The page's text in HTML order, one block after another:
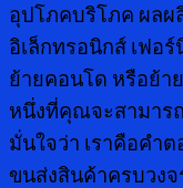
อุปโภคบริโภค ผลผ
อิเล็กทรอนิกส์ เฟอ
ย้ายคอนโด หรือย้า
หนึ่งที่คุณจะสามารถ
มั่นใจว่า เราคือคำ
ขนส่งสินค้าครบวงจ